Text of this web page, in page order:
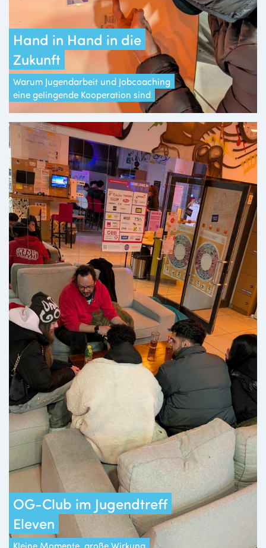
Hand in Hand in die
Zukunft
Warum Jugendarbeit und Jobcoaching
eine gelingende Kooperation sind
OG-Club im Jugendtreff
Eleven
Kleine Momente, große Wirkung